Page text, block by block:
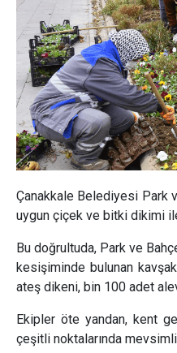
Çanakkale Belediyesi Park
uygun çiçek ve bitki dikimi ile
Bu doğrultuda, Park ve
kesişiminde bulunan
ateş dikeni, bin 100 adet
Ekipler öte yandan, kent
çeşitli noktalarında